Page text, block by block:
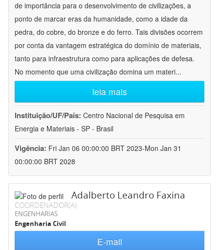
de importância para o desenvolvimento de civilizações, a
ponto de marcar eras da humanidade, como a idade da
pedra, do cobre, do bronze e do ferro. Tais divisões ocorrem
por conta da vantagem estratégica do domínio de materiais,
tanto para infraestrutura como para aplicações de defesa.
No momento que uma civilização domina um materi...
leia mais
Instituição/UF/País: Centro Nacional de Pesquisa em
Energia e Materiais - SP - Brasil
Vigência: Fri Jan 06 00:00:00 BRT 2023-Mon Jan 31
00:00:00 BRT 2028
Adalberto Leandro Faxina
COORDENADOR(A)
ENGENHARIAS
Engenharia Civil
E-mail